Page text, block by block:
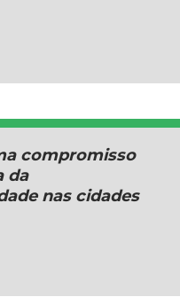
compromisso
da
nas cidades